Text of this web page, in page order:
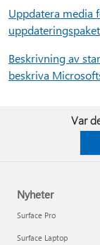
Uppdatera media
uppdateringspaket
Beskrivning av
beskriva
Var
Nyheter
Surface Pro
Surface Laptop